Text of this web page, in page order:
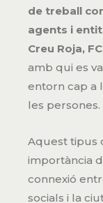
de treball
agents i
Creu Roja,
amb qui es
entorn cap a
les persones.
Aquest tipus
importància
connexió
socials i la